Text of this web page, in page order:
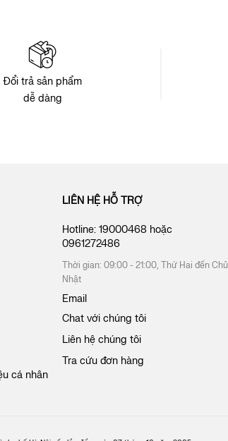
Đổi trả sản phẩm
dễ dàng
cá nhân
LIÊN HỆ HỖ TRỢ
Hotline:19000468 hoặc
0961272486
Thời gian: 09:00 - 21:00, Thứ Hai đến Chủ
Nhật
Email
Chat với chúng tôi
Liên hệ chúng tôi
Tra cứu đơn hàng